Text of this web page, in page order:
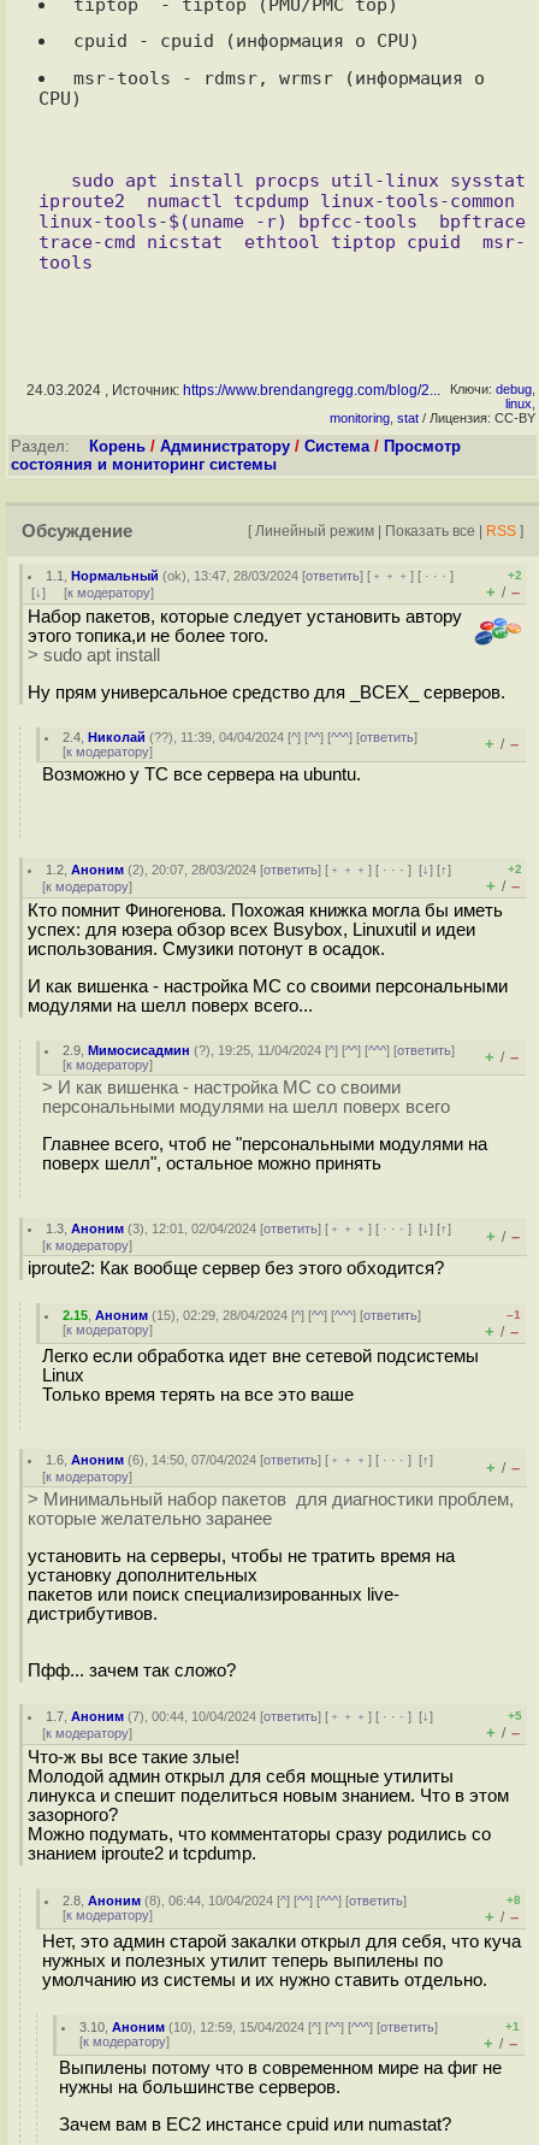
msr-tools - rdmsr, wrmsr (информация о
CPU)
iproute2  numactl tcpdump linux-tools-common
linux-tools-$(uname -r) bpfcc-tools  bpftrace
trace-cmd nicstat  ethtool tiptop cpuid  msr-
24.03.2024 , Источник: https://www.brendangregg.com/blog/2... Ключи: debug
linux
monitoring stat / Лицензия: CC-BY
Раздел: Корень / Администратору / Система/ Просмотр
состояния и мониторинг системы
Обсуждение [ Линейный режим | Показать все | RSS ]
1.1 ,Нормальный (ok), 13:47, 28/03/2024 [ответить] [ ﹢﹢﹢] [ · · ·]
[↓] [к модератору]
+2
+ / –
Набор пакетов, которые следует установить автору
этого топика,и не более того.
> sudo apt install
Ну прям универсальное средство для _ВСЕХ_ серверов.
2.4 ,Николай (??), 11:39, 04/04/2024 [^] [^^] [^^^] [ответить]
[к модератору] + / –
Возможно у ТС все сервера на ubuntu.
1.2 ,Аноним (2), 20:07, 28/03/2024 [ответить] [ ﹢﹢﹢] [ · · ·][↓] [↑]
[к модератору]
+2
+ / –
Кто помнит Финогенова. Похожая книжка могла бы иметь
успех: для юзера обзор всех Busybox, Linuxutil и идеи
использования. Смузики потонут в осадок.
И как вишенка - настройка MC со своими персональными
модулями на шелл поверх всего...
2.9 ,Мимосисадмин (?), 19:25, 11/04/2024 [^] [^^] [^^^] [ответить]
[к модератору] + / –
> И как вишенка - настройка MC со своими
персональными модулями на шелл поверх всего
Главнее всего, чтоб не "персональными модулями на
поверх шелл", остальное можно принять
1.3 ,Аноним (3), 12:01, 02/04/2024 [ответить] [ ﹢﹢﹢] [ · · ·][↓] [↑]
[к модератору] + / –
iproute2: Как вообще сервер без этого обходится?
2.15 ,Аноним (15), 02:29, 28/04/2024 [^] [^^] [^^^] [ответить]
[к модератору]
–1
+ / –
Легко если обработка идет вне сетевой подсистемы
Linux
Только время терять на все это ваше
1.6 ,Аноним (6), 14:50, 07/04/2024 [ответить] [ ﹢﹢﹢] [ · · ·][↑]
[к модератору] + / –
> Минимальный набор пакетов для диагностики проблем,
которые желательно заранее
установить на серверы, чтобы не тратить время на
установку дополнительных
пакетов или поиск специализированных live-
дистрибутивов.
Пфф... зачем так сложо?
1.7 ,Аноним (7), 00:44, 10/04/2024 [ответить] [ ﹢﹢﹢] [ · · ·][↓]
[к модератору]
+5
+ / –
Что-ж вы все такие злые!
Молодой админ открыл для себя мощные утилиты
линукса и спешит поделиться новым знанием. Что в этом
зазорного?
Можно подумать, что комментаторы сразу родились со
знанием iproute2 и tcpdump.
2.8 ,Аноним (8), 06:44, 10/04/2024 [^] [^^] [^^^] [ответить]
[к модератору]
+8
+ / –
Нет, это админ старой закалки открыл для себя, что куча
нужных и полезных утилит теперь выпилены по
умолчанию из системы и их нужно ставить отдельно.
3.10 ,Аноним (10), 12:59, 15/04/2024 [^] [^^] [^^^] [ответить]
[к модератору]
+1
+ / –
Выпилены потому что в современном мире на фиг не
нужны на большинстве серверов.
Зачем вам в EC2 инстансе cpuid или numastat?